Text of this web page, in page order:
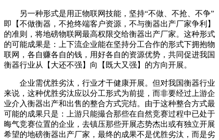
另一种形式是用正物联网技能，坚持“不做、不抢、不争”
即【不做衡器，不抢终端客户资源，不与衡器出产厂家争利】
的准则，将地磅物联网最高权限交给衡器出产厂家。这种形式
的可能成果是：上下流企业能在坚持分工合作的形式下拥抱物
联网，各自赚各自的钱，用好各自的资源优势，共同促进我国
衡器行业从【大还不强】向【既大又强】的方向开展。
企业需优胜劣汰，行业才干健康开展。但对我国衡器行业
来说，这种优胜劣汰应以分工形式为前提，而非要经过上游企
业介入衡器出产和出售的整合方式完结。由于这种整合方式最
可能的成果只是：上游只能撮合那些在自然竞赛过程中已处于
晦气竞赛位置的企业，去镇压那些开展态势杰出或有独立开展
希望的地磅衡器出产厂家，最终的成果不是优胜劣汰，而是劣